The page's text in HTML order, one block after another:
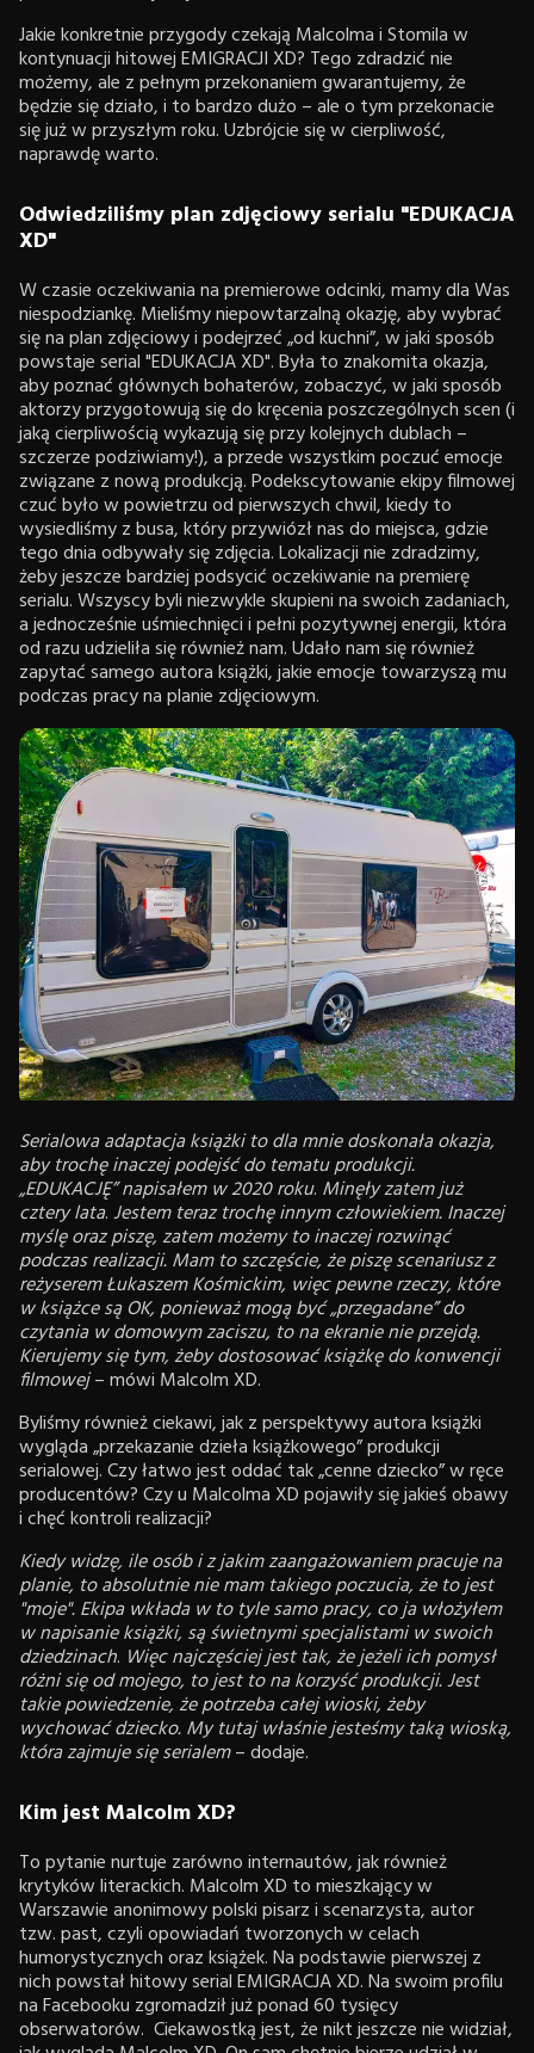
Jakie konkretnie przygody czekają Malcolma i Stomila w
kontynuacji hitowej EMIGRACJI XD? Tego zdradzić nie
możemy, ale z pełnym przekonaniem gwarantujemy, że
będzie się działo, i to bardzo dużo – ale o tym przekonacie
się już w przyszłym roku. Uzbrójcie się w cierpliwość,
naprawdę warto.
Odwiedziliśmy plan zdjęciowy serialu "EDUKACJA
XD"
W czasie oczekiwania na premierowe odcinki, mamy dla Was
niespodziankę. Mieliśmy niepowtarzalną okazję, aby wybrać
się na plan zdjęciowy i podejrzeć „od kuchni”, w jaki sposób
powstaje serial "EDUKACJA XD". Była to znakomita okazja,
aby poznać głównych bohaterów, zobaczyć, w jaki sposób
aktorzy przygotowują się do kręcenia poszczególnych scen (i
jaką cierpliwością wykazują się przy kolejnych dublach –
szczerze podziwiamy!), a przede wszystkim poczuć emocje
związane z nową produkcją. Podekscytowanie ekipy filmowej
czuć było w powietrzu od pierwszych chwil, kiedy to
wysiedliśmy z busa, który przywiózł nas do miejsca, gdzie
tego dnia odbywały się zdjęcia. Lokalizacji nie zdradzimy,
żeby jeszcze bardziej podsycić oczekiwanie na premierę
serialu. Wszyscy byli niezwykle skupieni na swoich zadaniach,
a jednocześnie uśmiechnięci i pełni pozytywnej energii, która
od razu udzieliła się również nam. Udało nam się również
zapytać samego autora książki, jakie emocje towarzyszą mu
podczas pracy na planie zdjęciowym.
Serialowa adaptacja książki to dla mnie doskonała okazja,
aby trochę inaczej podejść do tematu produkcji.
„EDUKACJĘ” napisałem w 2020 roku. Minęły zatem już
cztery lata.Jestem teraz trochę innym człowiekiem. Inaczej
myślę oraz piszę, zatem możemy to inaczej rozwinąć
podczas realizacji. Mam to szczęście, że piszę scenariusz z
reżyserem Łukaszem Kośmickim, więc pewne rzeczy, które
w książce są OK, ponieważ mogą być „przegadane” do
czytania w domowym zaciszu, to na ekranie nie przejdą.
Kierujemy się tym, żeby dostosować książkę do konwencji
filmowej– mówi Malcolm XD.
Byliśmy również ciekawi, jak z perspektywy autora książki
wygląda „przekazanie dzieła książkowego” produkcji
serialowej. Czy łatwo jest oddać tak „cenne dziecko” w ręce
producentów? Czy u Malcolma XD pojawiły się jakieś obawy
i chęć kontroli realizacji?
Kiedy widzę, ile osób i z jakim zaangażowaniem pracuje na
planie, to absolutnie nie mam takiego poczucia, że to jest
"moje". Ekipa wkłada w to tyle samo pracy, co ja włożyłem
w napisanie książki, są świetnymi specjalistami w swoich
dziedzinach. Więc najczęściej jest tak, że jeżeli ich pomysł
różni się od mojego, to jest to na korzyść produkcji. Jest
takie powiedzenie, że potrzeba całej wioski, żeby
wychować dziecko. My tutaj właśnie jesteśmy taką wioską,
która zajmuje się serialem– dodaje.
Kim jest Malcolm XD?
To pytanie nurtuje zarówno internautów, jak również
krytyków literackich. Malcolm XD to mieszkający w
Warszawie anonimowy polski pisarz i scenarzysta, autor
tzw. past, czyli opowiadań tworzonych w celach
humorystycznych oraz książek. Na podstawie pierwszej z
nich powstał hitowy serial EMIGRACJA XD. Na swoim profilu
na Facebooku zgromadził już ponad 60 tysięcy
obserwatorów. Ciekawostką jest, że nikt jeszcze nie widział,